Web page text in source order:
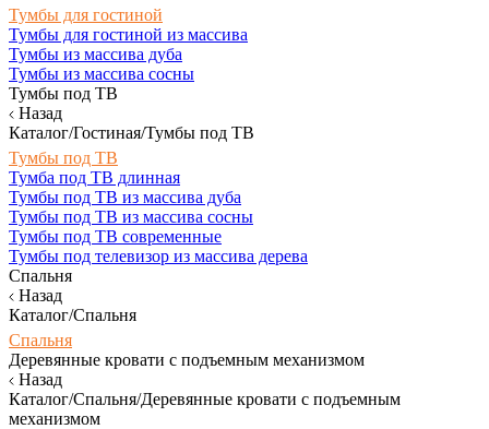
Тумбы для гостиной
Тумбы для гостиной из массива
Тумбы из массива дуба
Тумбы из массива сосны
Тумбы под ТВ
Назад
Каталог/Гостиная/Тумбы под ТВ
Тумбы под ТВ
Тумба под ТВ длинная
Тумбы под ТВ из массива дуба
Тумбы под ТВ из массива сосны
Тумбы под ТВ современные
Тумбы под телевизор из массива дерева
Спальня
Назад
Каталог/Спальня
Спальня
Деревянные кровати с подъемным механизмом
Назад
Каталог/Спальня/Деревянные кровати с подъемным
механизмом